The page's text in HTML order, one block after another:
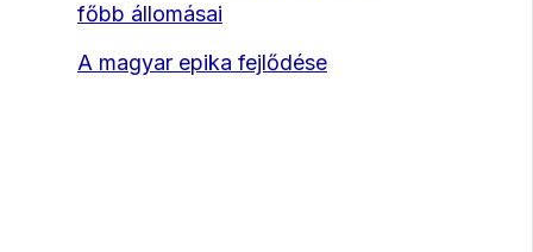
főbb állomásai
A magyar epika fejlődése